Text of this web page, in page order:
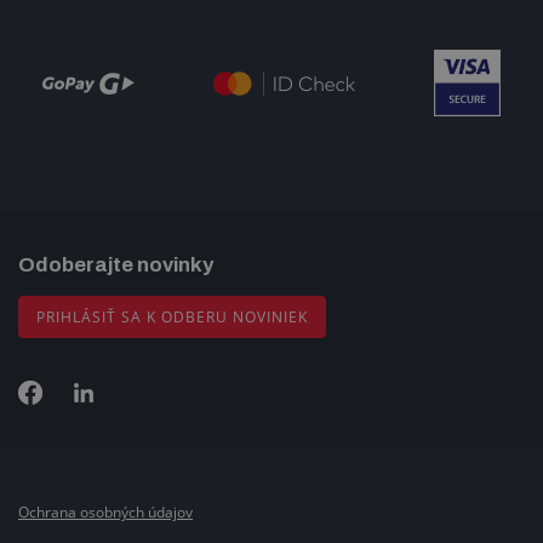
Odoberajte novinky
PRIHLÁSIŤ SA K ODBERU NOVINIEK
Ochrana osobných údajov